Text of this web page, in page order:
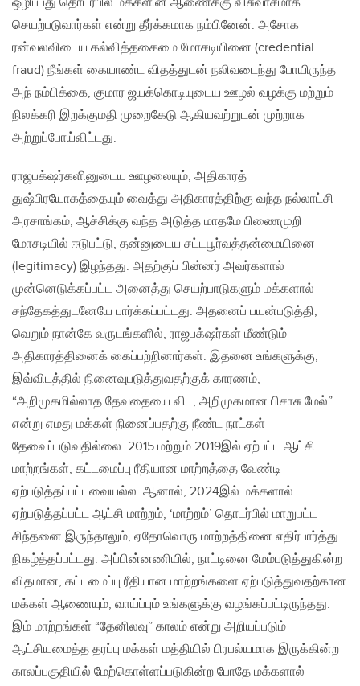
செயற்படுவார்கள் என்று தீர்க்கமாக நம்பினேன். அசோக
ரன்வலவிடைய கல்வித்தகைமை மோசடியினை (credential
fraud) நீங்கள் கையாண்ட விதத்துடன் நலிவடைந்து போயிருந்த
அந் நம்பிக்கை, குமார ஜயக்கொடியுடைய ஊழல் வழக்கு மற்றும்
நிலக்கரி இறக்குமதி முறைகேடு ஆகியவற்றுடன் முற்றாக
அற்றுப்போய்விட்டது.
ராஜபக்‌ஷர்களினுடைய ஊழலையும், அதிகாரத்
துஷ்பிரயோகத்தையும் வைத்து அதிகாரத்திற்கு வந்த நல்லாட்சி
அரசாங்கம், ஆச்சிக்கு வந்த அடுத்த மாதமே பிணைமுறி
மோசடியில் ஈடுபட்டு, தன்னுடைய சட்டபூர்வத்தன்மையினை
(legitimacy) இழந்தது. அதற்குப் பின்னர் அவர்களால்
முன்னெடுக்கப்பட்ட அனைத்து செயற்பாடுகளும் மக்களால்
சந்தேகத்துடனேயே பார்க்கப்பட்டது. அதனைப் பயன்படுத்தி,
வெறும் நான்கே வருடங்களில், ராஜபக்‌ஷர்கள் மீண்டும்
அதிகாரத்தினைக் கைப்பற்றினார்கள். இதனை உங்களுக்கு,
இவ்விடத்தில் நினைவுபடுத்துவதற்குக் காரணம்,
“அறிமுகமில்லாத தேவதையை விட, அறிமுகமான பிசாசு மேல்”
என்று எமது மக்கள் நினைப்பதற்கு நீண்ட நாட்கள்
தேவைப்படுவதில்லை. 2015 மற்றும் 2019இல் ஏற்பட்ட ஆட்சி
மாற்றங்கள், கட்டமைப்பு ரீதியான மாற்றத்தை வேண்டி
ஏற்படுத்தப்பட்டவையல்ல. ஆனால், 2024இல் மக்களால்
ஏற்படுத்தப்பட்ட ஆட்சி மாற்றம், ‘மாற்றம்’ தொடர்பில் மாறுபட்ட
சிந்தனை இருந்தாலும், ஏதோவொரு மாற்றத்தினை எதிர்பார்த்து
நிகழ்த்தப்பட்டது. அப்பின்னணியில், நாட்டினை மேம்படுத்துகின்ற
விதமான, கட்டமைப்பு ரீதியான மாற்றங்களை ஏற்படுத்துவதற்கான
மக்கள் ஆணையும், வாய்ப்பும் உங்களுக்கு வழங்கப்பட்டிருந்தது.
இம் மாற்றங்கள் “தேனிலவு” காலம் என்று அறியப்படும்
ஆட்சியமைத்த தரப்பு மக்கள் மத்தியில் பிரபல்யமாக இருக்கின்ற
காலப்பகுதியில் மேற்கொள்ளப்படுகின்ற போதே மக்களால்